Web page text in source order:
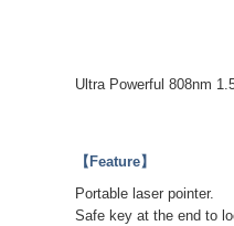
Ultra Powerful 808nm
【Feature】
Portable laser pointer.
Safe key at the end to